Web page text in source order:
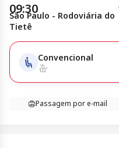
09:30
São Paulo - Rodoviária do
Tietê
Convencional
Passagem por e-mail